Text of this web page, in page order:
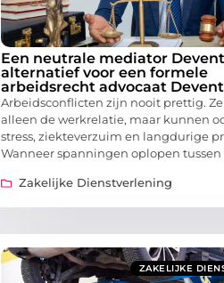
Een neutrale mediator
alternatief voor een formele
arbeidsrecht advocaat
Arbeidsconflicten zijn nooit prettig.
alleen de werkrelatie, maar kunnen
stress, ziekteverzuim en langdurige
Wanneer spanningen oplopen
Zakelijke Dienstverlening
ZAKELIJKE